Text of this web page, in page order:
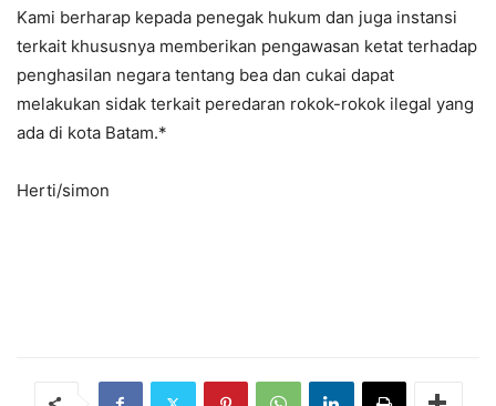
Kami berharap kepada penegak hukum dan juga instansi
terkait khususnya memberikan pengawasan ketat terhadap
penghasilan negara tentang bea dan cukai dapat
melakukan sidak terkait peredaran rokok-rokok ilegal yang
ada di kota Batam.*
Herti/simon